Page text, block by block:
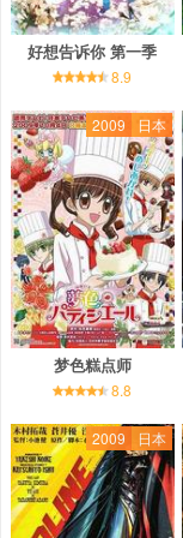
好想告诉你 第一季
8.9
2009 日本
梦色糕点师
8.8
2009 日本